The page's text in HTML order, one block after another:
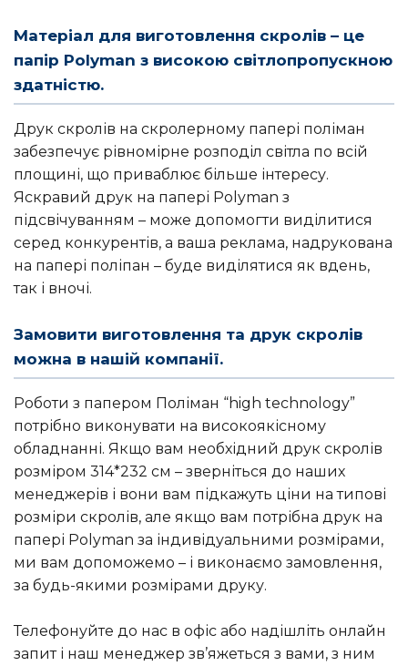
Матеріал для виготовлення скролів – це
папір Polyman з високою світлопропускною
здатністю.
Друк скролів на скролерному папері поліман
забезпечує рівномірне розподіл світла по всій
площині, що приваблює більше інтересу.
Яскравий друк на папері Polyman з
підсвічуванням – може допомогти виділитися
серед конкурентів, а ваша реклама, надрукована
на папері поліпан – буде виділятися як вдень,
так і вночі.
Замовити виготовлення та друк скролів
можна в нашій компанії.
Роботи з папером Поліман “high technology”
потрібно виконувати на високоякісному
обладнанні. Якщо вам необхідний друк скролів
розміром 314*232 см – зверніться до наших
менеджерів і вони вам підкажуть ціни на типові
розміри скролів, але якщо вам потрібна друк на
папері Polyman за індивідуальними розмірами,
ми вам допоможемо – і виконаємо замовлення,
за будь-якими розмірами друку.
Телефонуйте до нас в офіс або надішліть онлайн
запит і наш менеджер зв’яжеться з вами, з ним